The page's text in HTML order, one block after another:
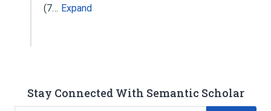
(7… Expand
Stay Connected With Semantic Scholar